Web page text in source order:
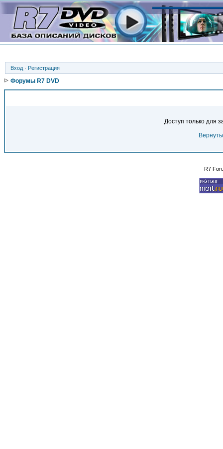
Вход · Регистрация
Форумы R7 DVD
Доступ только для
R7